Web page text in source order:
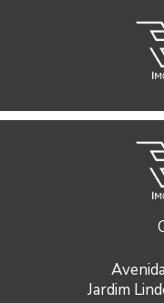
Jardim